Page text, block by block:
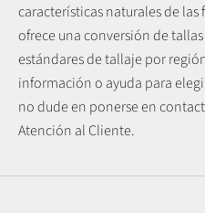
características naturales de
ofrece una conversión de
estándares de tallaje por
información o ayuda para
no dude en ponerse en
Atención al Cliente.